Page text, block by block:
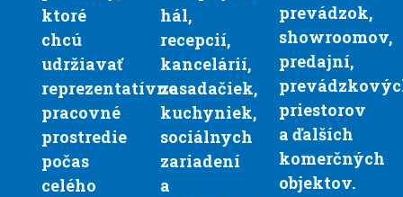
ktoré
chcú
udržiavať
reprezentatívne
pracovné
prostredie
počas
celého
hál,
recepcií,
kancelárií,
zasadačiek,
kuchyniek,
sociálnych
zariadení
a
prevádzok,
showroomov,
predajní,
priestorov
a ďalších
komerčných
objektov.